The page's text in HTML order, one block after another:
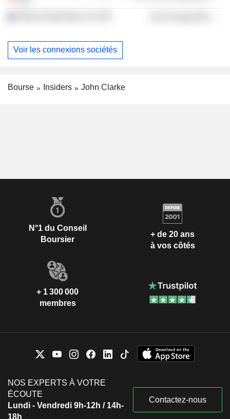
Voir les connexions sociétés
Bourse Insiders John Clarke
N°1 du Conseil
Boursier
+ de 20 ans
à vos côtés
+ 1 300 000
membres
NOS EXPERTS À VOTRE
ÉCOUTE
Lundi - Vendredi 9h-12h / 14h-
18h
Contactez-nous